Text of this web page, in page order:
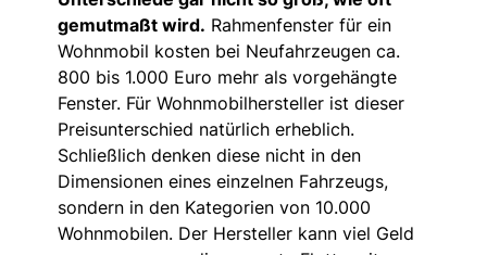
gemutmaßt wird. Rahmenfenster für ein
Wohnmobil kosten bei Neufahrzeugen ca.
800 bis 1.000 Euro mehr als vorgehängte
Fenster. Für Wohnmobilhersteller ist dieser
Preisunterschied natürlich erheblich.
Schließlich denken diese nicht in den
Dimensionen eines einzelnen Fahrzeugs,
sondern in den Kategorien von 10.000
Wohnmobilen. Der Hersteller kann viel Geld